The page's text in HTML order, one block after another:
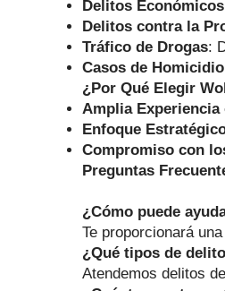
Delitos
Delitos contra la
Tráfico de Drogas:
Casos de Homicidio
¿Por Qué Elegir
Amplia Experiencia
Enfoque
Compromiso con
Preguntas
¿Cómo puede
Te proporcionará
¿Qué tipos de
Atendemos delitos